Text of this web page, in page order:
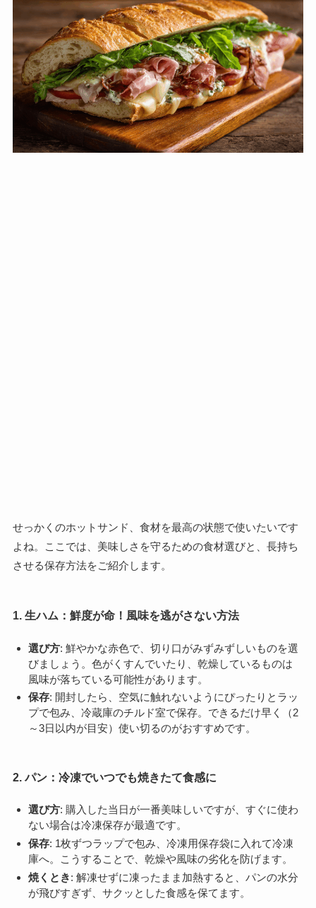
せっかくのホットサンド、食材を最高の状態で使いたいです
よね。ここでは、美味しさを守るための食材選びと、長持ち
させる保存方法をご紹介します。
1. 生ハム：鮮度が命！風味を逃がさない方法
選び方: 鮮やかな赤色で、切り口がみずみずしいものを選
びましょう。色がくすんでいたり、乾燥しているものは
風味が落ちている可能性があります。
保存: 開封したら、空気に触れないようにぴったりとラッ
プで包み、冷蔵庫のチルド室で保存。できるだけ早く（2
～3日以内が目安）使い切るのがおすすめです。
2. パン：冷凍でいつでも焼きたて食感に
選び方: 購入した当日が一番美味しいですが、すぐに使わ
ない場合は冷凍保存が最適です。
保存: 1枚ずつラップで包み、冷凍用保存袋に入れて冷凍
庫へ。こうすることで、乾燥や風味の劣化を防げます。
焼くとき: 解凍せずに凍ったまま加熱すると、パンの水分
が飛びすぎず、サクッとした食感を保てます。